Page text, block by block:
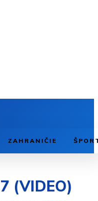
ZAHRANIČIE
(VIDEO)